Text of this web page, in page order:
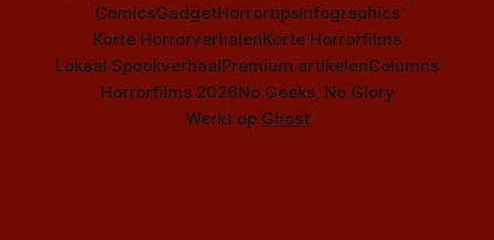
ComicsGadgetHorrortipsInfographics
Korte HorrorverhalenKorte Horrorfilms
Lokaal SpookverhaalPremium artikelenColumns
Horrorfilms 2026No Geeks, No Glory
Werkt op Ghost